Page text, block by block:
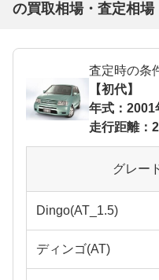
の買取相場・査定相場
査定時の条
【初代】
年式：2001
走行距離：
グレー
Dingo(AT_1.5)
ディンゴ(AT)